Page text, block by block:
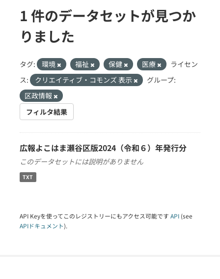
1 件のデータセットが見つか
りました
タグ: 環境 福祉 保健 医療
ライセン
ス:
クリエイティブ・コモンズ 表示
グループ:
区政情報
フィルタ結果
広報よこはま瀬谷区版2024（令和６）年発行分
このデータセットには説明がありません
TXT
API Keyを使ってこのレジストリーにもアクセス可能です API (see
APIドキュメント).